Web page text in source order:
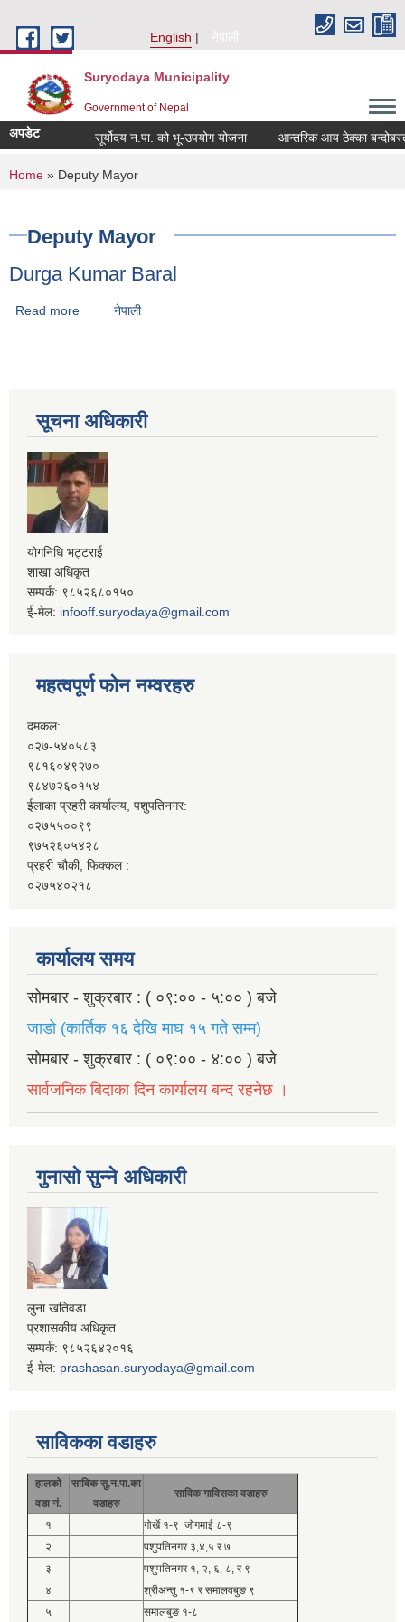
English
नेपाली
Suryodaya Municipality
Government of Nepal
अपडेट सूर्योदय न.पा. को भू-उपयोग योजना आन्तरिक आय ठेक्का
You are here
Home » Deputy Mayor
Deputy Mayor
Durga Kumar Baral
Read more about Durga Kumar Baral
नेपाली
सूचना अधिकारी
योगनिधि भट्टराई
शाखा अधिकृत
सम्पर्क: ९८५२६८०१५०
ई-मेल: infooff.suryodaya@gmail.com
महत्वपूर्ण फोन नम्वरहरु
दमकल:
०२७-५४०५८३
९८१६०४९२७०
९८४७२६०१५४
ईलाका प्रहरी कार्यालय, पशुपतिनगर:
०२७५५००९९
९७५२६०५४२८
प्रहरी चौकी, फिक्कल :
०२७५४०२१८
कार्यालय समय
सोमबार - शुक्रबार : ( ०९:०० - ५:०० ) बजे
जाडो (कार्तिक १६ देखि माघ १५ गते सम्म)
सोमबार - शुक्रबार : ( ०९:०० - ४:०० ) बजे
सार्वजनिक बिदाका दिन कार्यालय बन्द रहनेछ ।
गुनासो सुन्ने अधिकारी
लुना खतिवडा
प्रशासकीय अधिकृत
सम्पर्क: ९८५२६४२०१६
ई-मेल: prashasan.suryodaya@gmail.com
साविकका वडाहरु
हालको
वडा नं.
साविक सु.न.पा.का
वडाहरु
साविक गाविसका वडाहरु
१
गोर्खे १-९ जोगमाई ८-९
२
पशुपतिनगर ३,४,५ र ७
३
पशुपतिनगर १, २, ६, ८, र ९
४
श्रीअन्तु १-९ र समालवबुङ ९
५
समालबुङ १-८